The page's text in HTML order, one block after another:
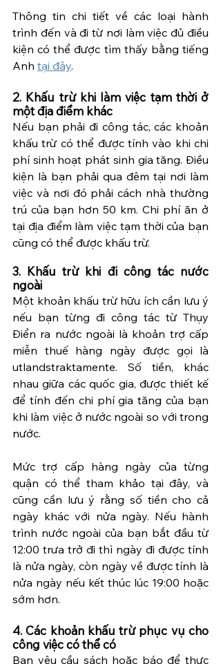
Thông tin chi tiết về các loại hành
trình đến và đi từ nơi làm việc đủ điều
kiện có thể được tìm thấy bằng tiếng
Anh tại đây.
2. Khấu trừ khi làm việc tạm thời ở
một địa điểm khác
Nếu bạn phải đi công tác, các khoản
khấu trừ có thể được tính vào khi chi
phí sinh hoạt phát sinh gia tăng. Điều
kiện là bạn phải qua đêm tại nơi làm
việc và nơi đó phải cách nhà thường
trú của bạn hơn 50 km. Chi phí ăn ở
tại địa điểm làm việc tạm thời của bạn
cũng có thể được khấu trừ.
3. Khấu trừ khi đi công tác nước
ngoài
Một khoản khấu trừ hữu ích cần lưu ý
nếu bạn từng đi công tác từ Thụy
Điển ra nước ngoài là khoản trợ cấp
miễn thuế hàng ngày được gọi là
utlandstraktamente. Số tiền, khác
nhau giữa các quốc gia, được thiết kế
để tính đến chi phí gia tăng của bạn
khi làm việc ở nước ngoài so với trong
nước.
Mức trợ cấp hàng ngày của từng
quận có thể tham khảo tại đây, và
cũng cần lưu ý rằng số tiền cho cả
ngày khác với nửa ngày. Nếu hành
trình nước ngoài của bạn bắt đầu từ
12:00 trưa trở đi thì ngày đi được tính
là nửa ngày, còn ngày về được tính là
nửa ngày nếu kết thúc lúc 19:00 hoặc
sớm hơn.
4. Các khoản khấu trừ phục vụ cho
công việc có thể có
Bạn yêu cầu sách hoặc báo để thực